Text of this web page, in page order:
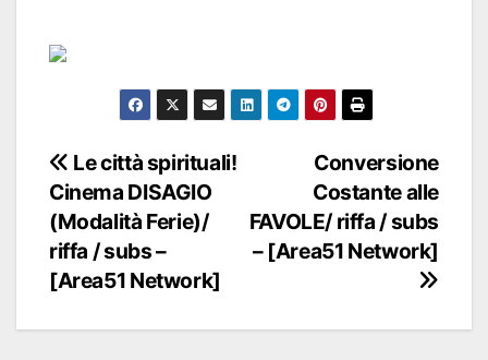
Navigazione
articoli
Conversione
Costante alle
FAVOLE/ riffa / subs
– [Area51 Network]
Le città spirituali!
Cinema DISAGIO
(Modalità Ferie)/
riffa / subs –
[Area51 Network]